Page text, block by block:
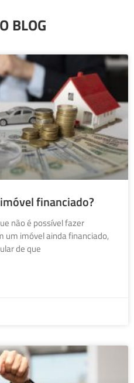
BLOG
financiado?
não é possível fazer
um imóvel ainda financiado,
de que